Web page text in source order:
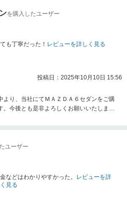
を購入したユーザー
も丁寧だった！ レビューを詳しく見る
投稿日：2025年10月10日 15:56
より、当社にてＭＡＺＤＡ６セダンをご購
。今後とも是非よろしくお願いいたしま
ユーザー
などはわかりやすかった。 レビューを詳
見る